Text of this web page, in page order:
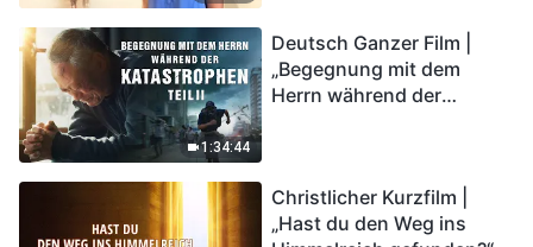
1:34:44
Deutsch Ganzer Film |
„Begegnung mit dem
Herrn während der
in das Königreich Gottes
eintreten?
Christlicher Kurzfilm |
„Hast du den Weg ins